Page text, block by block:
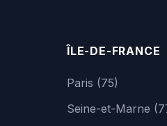
ÎLE-DE-FRANCE
Paris (75)
Seine-et-Marne